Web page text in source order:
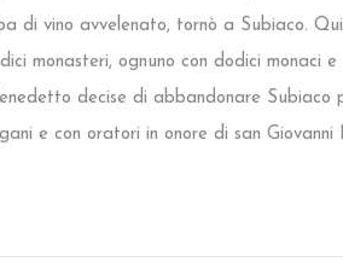
di vino avvelenato, tornò a Subiaco.
monasteri, ognuno con dodici
decise di abbandonare
e con oratori in onore di san